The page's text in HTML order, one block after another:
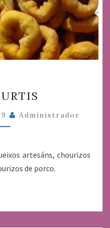
Administrador
artesáns, chourizos
de porco.